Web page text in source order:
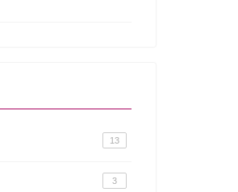
13
3